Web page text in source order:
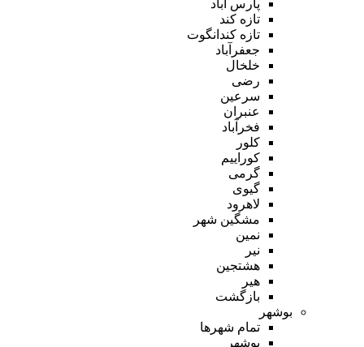
پارس آباد
تازه کند
تازه کندانگوت
جعفرآباد
خلخال
رضی
سرعین
عنبران
فخرآباد
کلور
کوراییم
گرمی
گیوی
لاهرود
مشگین شهر
نمین
نیر
هشتجین
هیر
بازگشت
بوشهر
تمام شهر‌ها
بوشهر